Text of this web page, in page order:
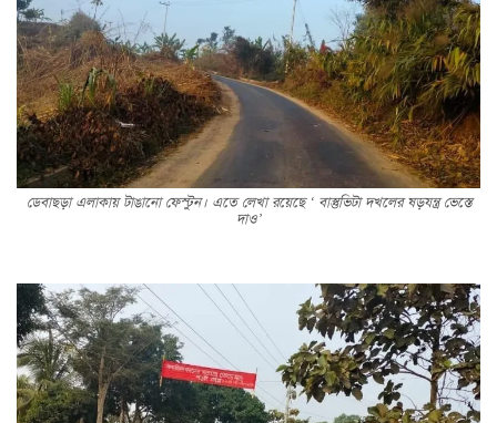
ডেবাছড়া এলাকায় টাঙানো ফেস্টুন। এতে লেখা রয়েছে ‘ বাস্তুভিটা দখলের ষড়যন্ত্র ভেস্তে
দাও’